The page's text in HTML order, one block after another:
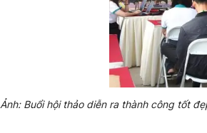
Ảnh: Buổi hội thảo diễn ra thành công tốt